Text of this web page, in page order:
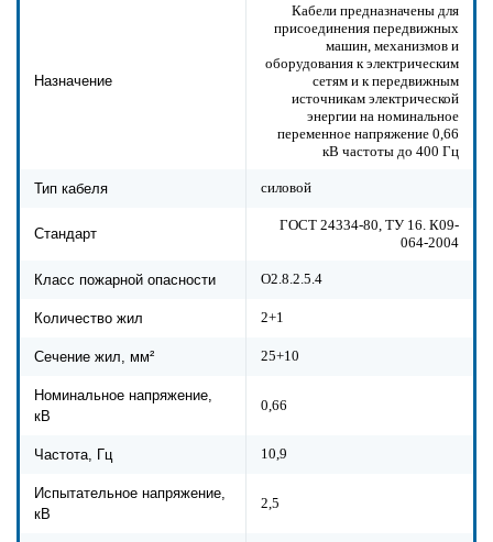
Назначение
Кабели предназначены для
присоединения передвижных
машин, механизмов и
оборудования к электрическим
сетям и к передвижным
источникам электрической
энергии на номинальное
переменное напряжение 0,66
кВ частоты до 400 Гц
Тип кабеля силовой
Стандарт
ГОСТ 24334-80, ТУ 16. К09-
064-2004
Класс пожарной опасности О2.8.2.5.4
Количество жил 2+1
Сечение жил, мм² 25+10
Номинальное напряжение,
кВ
0,66
Частота, Гц 10,9
Испытательное напряжение,
кВ
2,5